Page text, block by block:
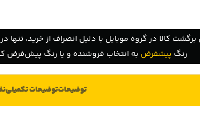
کالا در گروه موبایل با دلیل انصراف از خرید،
رنگ پیشفرض به انتخاب فروشنده و یا رنگ پیش‌فرض
توضیحاتتوضیحات تکمیلی